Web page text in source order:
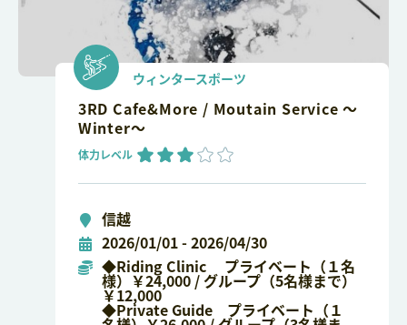
ウィンタースポーツ
3RD Cafe&More / Moutain Service ～
Winter～
体力レベル
信越
2026/01/01 - 2026/04/30
◆Riding Clinic プライベート（１名
様）￥24,000 / グループ（5名様まで）
￥12,000
◆Private Guide プライベート（１